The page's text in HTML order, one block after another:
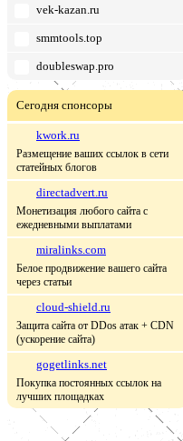
vek-kazan.ru
smmtools.top
doubleswap.pro
Сегодня спонсоры
kwork.ru
Размещение ваших ссылок в сети
статейных блогов
directadvert.ru
Монетизация любого сайта с
ежедневными выплатами
miralinks.com
Белое продвижение вашего сайта
через статьи
cloud-shield.ru
Защита сайта от DDos атак + CDN
(ускорение сайта)
gogetlinks.net
Покупка постоянных ссылок на
лучших площадках